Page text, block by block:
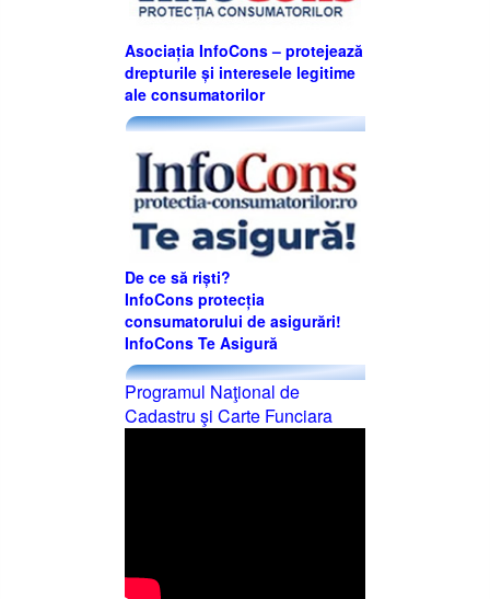
Asociația InfoCons – protejează
drepturile și interesele legitime
ale consumatorilor
De ce să riști?
InfoCons protecția
consumatorului de asigurări!
InfoCons Te Asigură
Programul Naţional de
Cadastru şi Carte Funciara